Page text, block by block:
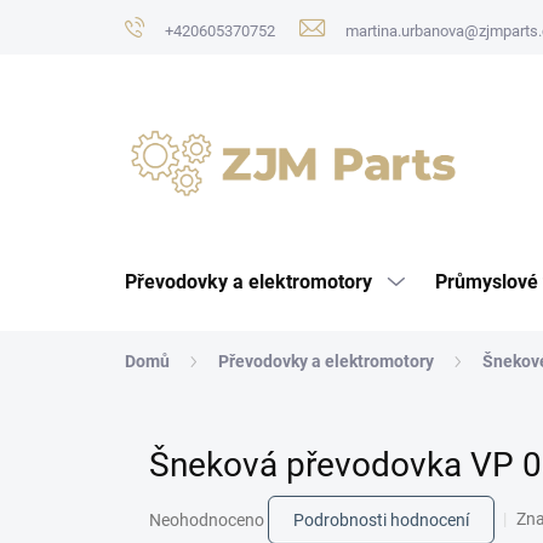
+420605370752
Převodovky a elektromotory
Domů Převodovky a elektromotory
Šneková převodovka VP
hodnocení
Neohodnoceno Podrobnosti hodnocení